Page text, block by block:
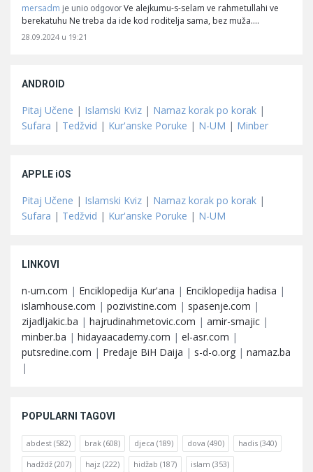
mersadm je unio odgovor Ve alejkumu-s-selam ve rahmetullahi ve
berekatuhu Ne treba da ide kod roditelja sama, bez muža.…
28.09.2024 u 19:21
ANDROID
Pitaj Učene | Islamski Kviz | Namaz korak po korak |
Sufara | Tedžvid | Kur'anske Poruke | N-UM | Minber
APPLE iOS
Pitaj Učene | Islamski Kviz | Namaz korak po korak |
Sufara | Tedžvid | Kur'anske Poruke | N-UM
LINKOVI
n-um.com | Enciklopedija Kur'ana | Enciklopedija hadisa |
islamhouse.com | pozivistine.com | spasenje.com |
zijadljakic.ba | hajrudinahmetovic.com | amir-smajic |
minber.ba | hidayaacademy.com | el-asr.com |
putsredine.com | Predaje BiH Daija | s-d-o.org | namaz.ba
|
POPULARNI TAGOVI
abdest (582) brak (608) djeca (189) dova (490) hadis (340)
hadždž (207) hajz (222) hidžab (187) islam (353)